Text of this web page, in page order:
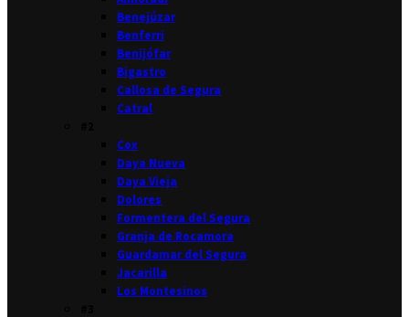
Benejúzar
Benferri
Benijófar
Bigastro
Callosa de Segura
Catral
Cox
Daya Nueva
Daya Vieja
Dolores
Formentera del Segura
Granja de Rocamora
Guardamar del Segura
Jacarilla
Los Montesinos